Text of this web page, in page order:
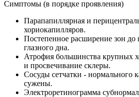
Симптомы (в порядке проявления)
Парапапиллярная и
хориокапилляров.
Постепенное расширение зон до
глазного дна.
Атрофия большинства крупных
и просвечивание склеры.
Сосуды сетчатки - нормального
сужены.
Электроретинограмма